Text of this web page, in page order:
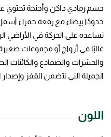
جسم رمادي داكن وأجنحة تحتوي
خدودًا بيضاء مع رقعة حمراء
تساعده على الحركة في الأراضي
غالبًا في أزواج أو مجموعات
والحشرات والضفادع والكائنات
الجميلة التي تتضمن القفز
اللون